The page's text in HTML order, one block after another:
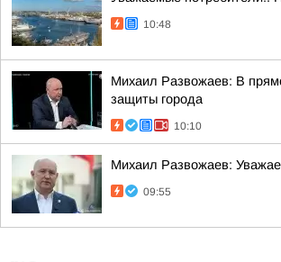
10:48
Михаил Развожаев: В
защиты города
10:10
Михаил Развожаев:
09:55